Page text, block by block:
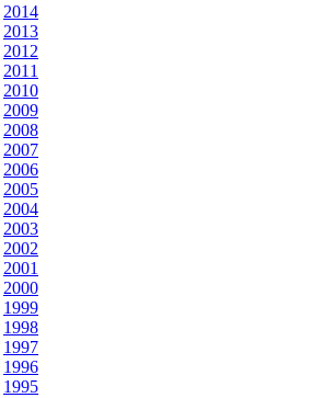
2014
2013
2012
2011
2010
2009
2008
2007
2006
2005
2004
2003
2002
2001
2000
1999
1998
1997
1996
1995